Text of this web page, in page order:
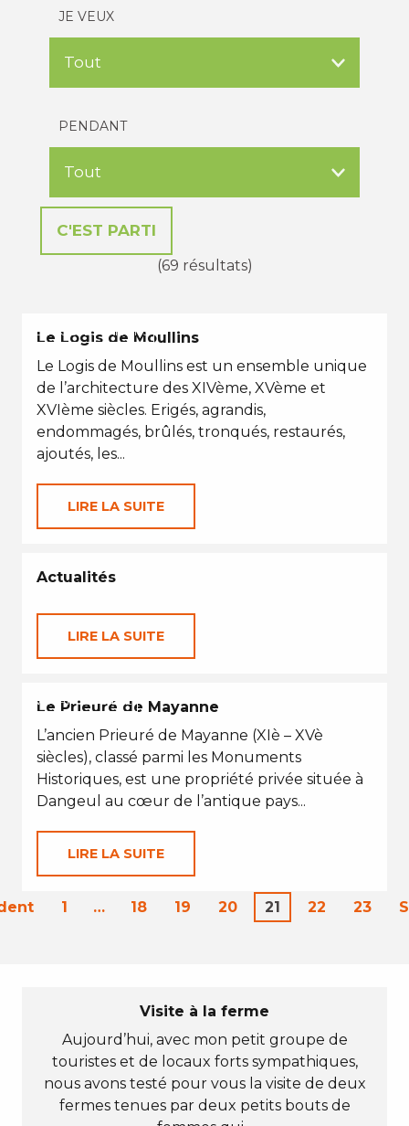
JE VEUX
PENDANT
(69 résultats)
EN TOUTES SAISONS
Le Logis de Moullins
Le Logis de Moullins est un ensemble unique
de l’architecture des XIVème, XVème et
XVIème siècles. Erigés, agrandis,
endommagés, brûlés, tronqués, restaurés,
ajoutés, les...
LIRE LA SUITE
Actualités
LIRE LA SUITE
VACANCES D'ÉTÉ
Le Prieuré de Mayanne
L’ancien Prieuré de Mayanne (XIè – XVè
siècles), classé parmi les Monuments
Historiques, est une propriété privée située à
Dangeul au cœur de l’antique pays...
LIRE LA SUITE
1 … 18 19 20 21 22 23
Visite à la ferme
Aujourd’hui, avec mon petit groupe de
touristes et de locaux forts sympathiques,
nous avons testé pour vous la visite de deux
fermes tenues par deux petits bouts de